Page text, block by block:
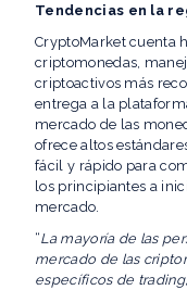
Tendencias en la
CryptoMarket cuenta
criptomonedas,
criptoactivos más
entrega a la
mercado de las
ofrece altos
fácil y rápido para
los principiantes a
mercado.
“La mayoría de las
mercado de las
específicos de